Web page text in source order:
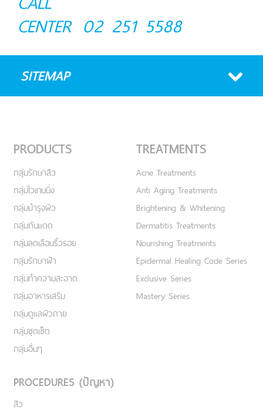
CENTER 02 251 5588
SITEMAP
PRODUCTS
กลุ่มรักษาสิว
กลุ่มไวเทนนิ่ง
กลุ่มบำรุงผิว
กลุ่มกันแดด
กลุ่มลดเลือนริ้วรอย
กลุ่มรักษาฝ้า
กลุ่มทำความสะอาด
กลุ่มอาหารเสริม
กลุ่มดูแลผิวกาย
กลุ่มชุดเซ็ต
กลุ่มอื่นๆ
TREATMENTS
Acne Treatments
Anti Aging Treatments
Brightening & Whitening
Dermatitis Treatments
Nourishing Treatments
Epidermal Healing Code Series
Exclusive Series
Mastery Series
PROCEDURES (ปัญหา)
สิว